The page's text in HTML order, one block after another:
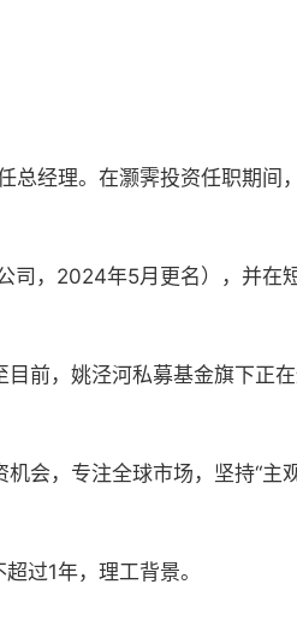
经理。在灏霁投资任职期间
，2024年5月更名），并在
前，姚泾河私募基金旗下正
会，专注全球市场，坚持“主
过1年，理工背景。